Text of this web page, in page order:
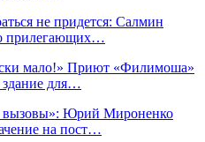
не придется: Салмин
прилегающих…
мало!» Приют «Филимоша»
здание для…
Юрий Мироненко
на пост…